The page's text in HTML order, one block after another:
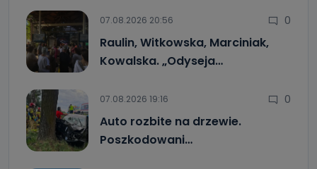
07.08.2026 20:56 0
Raulin, Witkowska, Marciniak,
Kowalska. „Odyseja…
07.08.2026 19:16 0
Auto rozbite na drzewie.
Poszkodowani…